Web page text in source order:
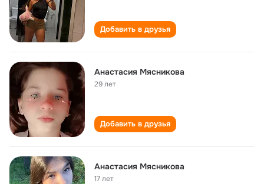
Добавить в друзья
Анастасия Мясникова
29 лет
Добавить в друзья
Анастасия Мясникова
17 лет